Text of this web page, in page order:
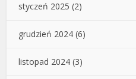
styczeń 2025 (2)
grudzień 2024 (6)
listopad 2024 (3)